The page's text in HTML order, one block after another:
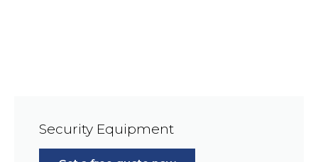
Security Equipment